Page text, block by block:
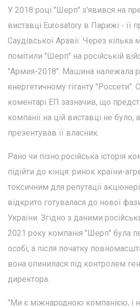
У 2018 році "Шерп" з'явився на
виставці Eurosatory в Парижі - її
Саудівської Аравії. Через кілька
помітили "Шерп" на російській
"Армия-2018". Машина належала
енергетичному гіганту "Россети".
коментарі ЕП зазначив, що
компанії на цій виставці не було,
презентував її власник.
Рано чи пізно російська історія
підійти до кінця: ринок країни-
токсичним для репутації
відкрито готувалася до нової
України. Згідно з даними
2021 року компанія "Шерп" була
особі, а після початку
вона опинилася під контролем
директора.
"Ми є міжнародною компанією, і